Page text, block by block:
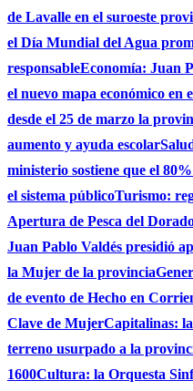
de Lavalle en el suroeste
el Día Mundial del Agua
responsableEconomía: Juan
el nuevo mapa económico
desde el 25 de marzo la
aumento y ayuda escolar
ministerio sostiene que el
el sistema públicoTurismo:
Apertura de Pesca del
Juan Pablo Valdés presidió
la Mujer de la provincia
de evento de Hecho en
Clave de MujerCapitalinas:
terreno usurpado a la
1600Cultura: la Orquesta